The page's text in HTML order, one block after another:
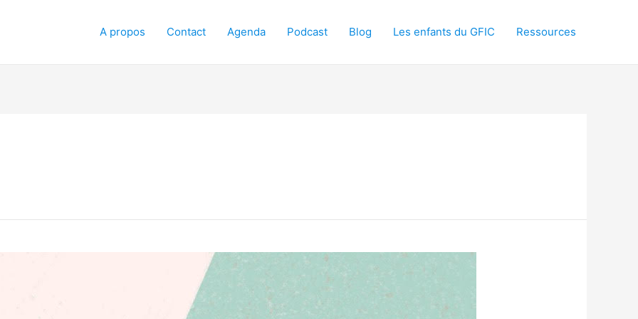
A propos Contact Agenda Podcast Blog Les enfants du GFIC Ressources